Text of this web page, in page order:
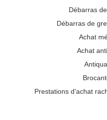
Débarras
Débarras de
Achat
Achat
Prestations d'achat